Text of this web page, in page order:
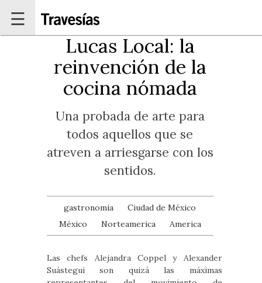
☰
Lucas Local: la
reinvención de la
cocina nómada
Una probada de arte para
todos aquellos que se
atreven a arriesgarse con los
sentidos.
gastronomia
Ciudad de México
México
Norteamerica America
Las chefs Alejandra Coppel y Alexander
Suástegui son quizá las máximas